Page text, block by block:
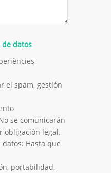
datos
el spam, gestión
se comunicarán
obligación legal.
datos: Hasta que
portabilidad,